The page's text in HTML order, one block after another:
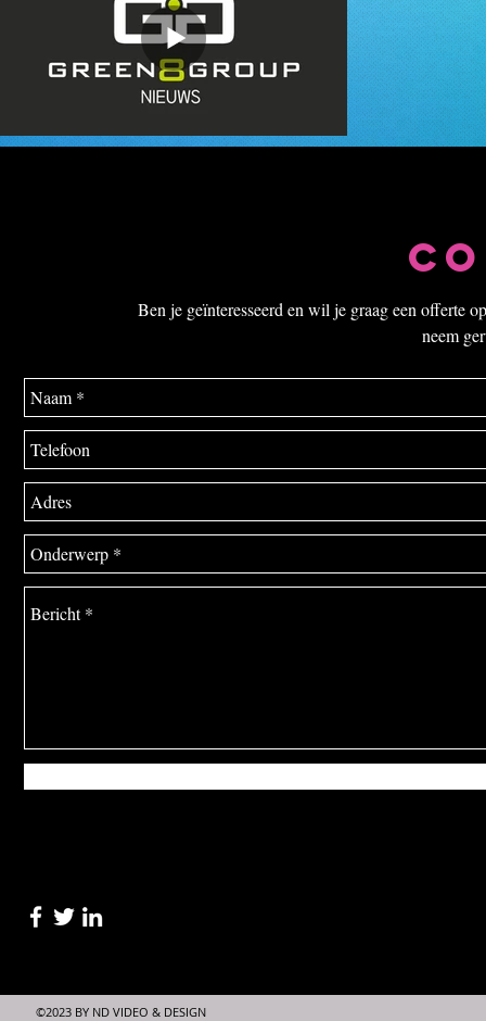
Ben je geïnteresseerd en wil je graag een offerte
neem
©2023 BY ND VIDEO & DESIGN